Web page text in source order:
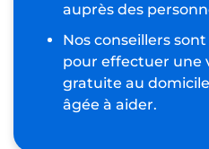
auprès des
Nos conseillers
pour effectuer une
gratuite au
âgée à aider.